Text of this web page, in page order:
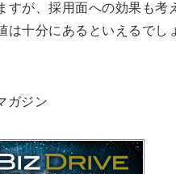
すが、採用面への効果も考
は十分にあるといえるでし
ガジン